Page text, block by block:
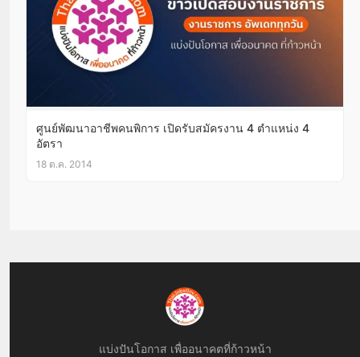
ศูนย์พัฒนาอาชีพคนพิการ เปิดรับสมัครงาน 4 ตำแหน่ง 4
อัตรา
18 ต.ค. 2014
แบ่งปันโอกาส เพื่ออนาคตที่ก้าวหน้า